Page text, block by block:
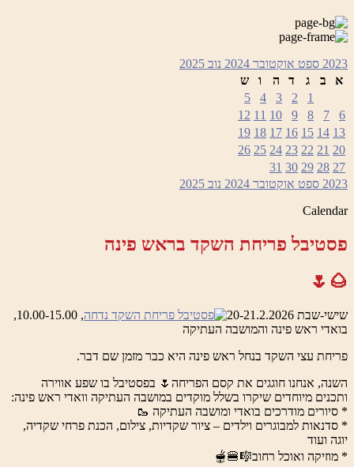
2023 ספט אוקטובר 2024 נוב 2025
א
ב ג ד ה ו
ש
1
2
3
4
5
6
7
8
9
10
11
12
13
14
15
16
17
18
19
20
21
22
23
24
25
26
27
28
29
30
31
2023 ספט אוקטובר 2024 נוב 2025
Calendar
פסטיבל פריחת השקד בראש פינה
🌰🌷
שישי-שבת 20-21.2.2026
, 10.00-15.00,
בואדי ראש פינה והמושבה העתיקה
פריחת עצי השקד בנחל ראש פינה היא כבר מזמן שם דבר.
השנה, אנחנו חוגגים את קסם הפריחה🌷 בפסטיבל בו שפע אווירה
ותכנים מיוחדים שיקרו בשלל מוקדים במושבה העתיקה וואדי ראש פינה:
* סיורים מודרכים בואדי ומושבה העתיקה 🥾
* סדנאות למבוגרים וילדים – ציור שקדיות, צילום, הכנת פרחי שקדיה,
יוגה ועוד
* מוזיקה ואוכל רחוב🎼🍔🫕